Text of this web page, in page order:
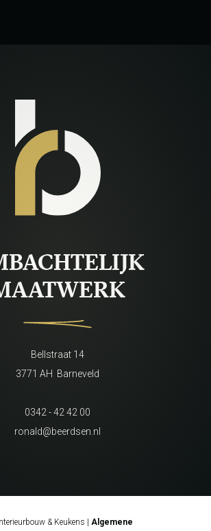
Bellstraat 14
3771 AH Barneveld
0342 - 42 42 00
ronald@beerdsen.nl
& Keukens | Algemene